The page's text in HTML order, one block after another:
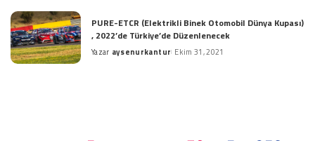
PURE-ETCR (Elektrikli Binek Otomobil Dünya Kupası)
, 2022’de Türkiye’de Düzenlenecek
Posted
Yazar aysenurkantur Ekim 31, 2021